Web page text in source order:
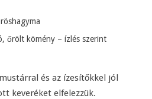
őrölt kömény – ízlés szerint
és az ízesítőkkel jól
keveréket elfelezzük.